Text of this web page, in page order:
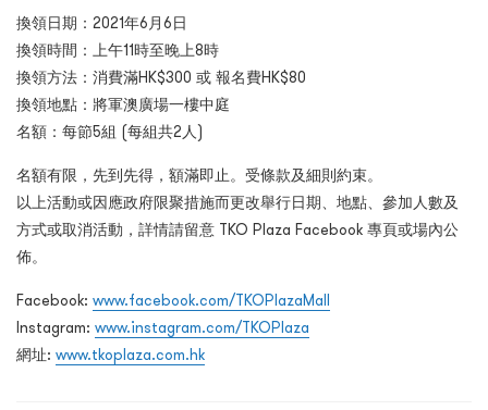
換領日期：2021年6月6日
換領時間：上午11時至晚上8時
換領方法：消費滿HK$300 或 報名費HK$80
換領地點：將軍澳廣場一樓中庭
名額：每節5組 (每組共2人)
名額有限，先到先得，額滿即止。受條款及細則約束。
以上活動或因應政府限聚措施而更改舉行日期、地點、參加人數及
方式或取消活動，詳情請留意 TKO Plaza Facebook 專頁或場內公
佈。
Facebook: www.facebook.com/TKOPlazaMall
Instagram: www.instagram.com/TKOPlaza
網址: www.tkoplaza.com.hk